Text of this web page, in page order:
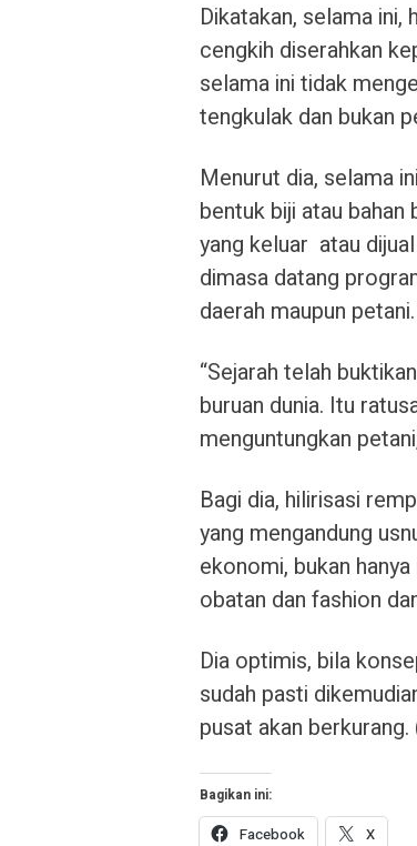
Dikatakan, selama
cengkih diserahkan
selama ini tidak
tengkulak dan bukan
Menurut dia, selama
bentuk biji atau bahan
yang keluar atau
dimasa datang
daerah maupun petani.
“Sejarah telah
buruan dunia. Itu
menguntungkan
Bagi dia, hilirisasi
yang mengandung
ekonomi, bukan
obatan dan fashion
Dia optimis, bila
sudah pasti
pusat akan berkurang.
Bagikan ini:
Facebook X